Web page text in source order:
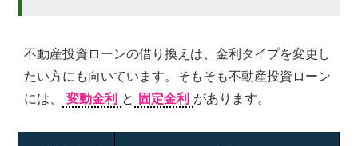
不動産投資ローンの借り換えは、金利タイプを変更し
たい方にも向いています。そもそも不動産投資ローン
には、
変動金利 と 固定金利 があります。